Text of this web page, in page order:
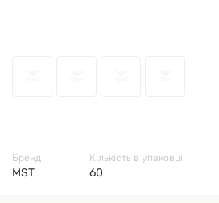
Бренд
MST
Кількість в упаковці
60